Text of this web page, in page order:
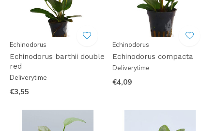
Echinodorus
Echinodorus barthii double
red
Deliverytime
€3,55
Echinodorus
Echinodorus compacta
Deliverytime
€4,09